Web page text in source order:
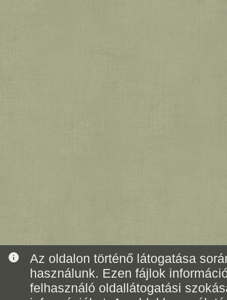
info
Az oldalon történő látogatása
használunk. Ezen fájlok
felhasználó oldallátogatási